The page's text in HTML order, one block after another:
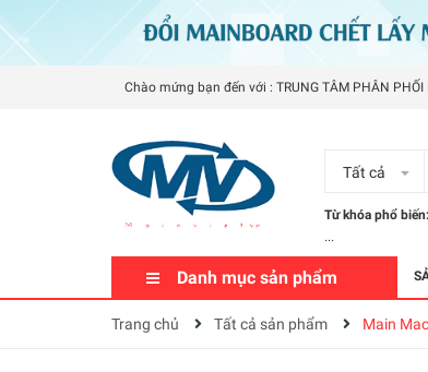
Chào mứng bạn đến với : TRUNG TÂM PHÂN PHỐI
Tất cả
Từ khóa phổ biến:
...
Danh mục sản phẩm
Trang chủ Tất cả sản phẩm Main